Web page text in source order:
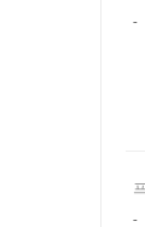
-
-